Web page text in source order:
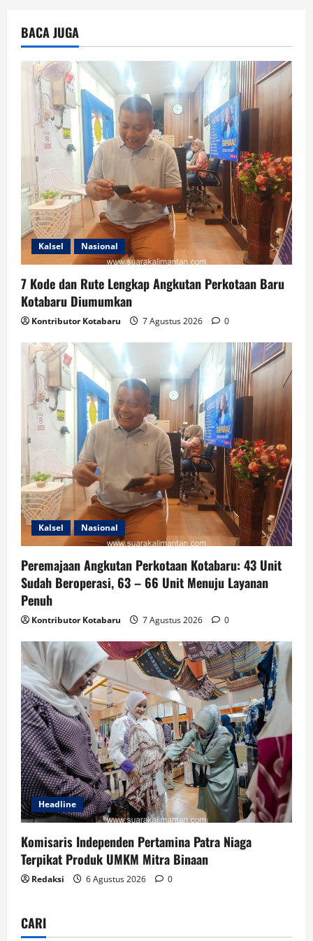
BACA JUGA
Kalsel Nasional
7 Kode dan Rute Lengkap Angkutan Perkotaan Baru
Kotabaru Diumumkan
Kontributor Kotabaru 7 Agustus 2026 0
Kalsel Nasional
Peremajaan Angkutan Perkotaan Kotabaru: 43 Unit
Sudah Beroperasi, 63 – 66 Unit Menuju Layanan
Penuh
Kontributor Kotabaru 7 Agustus 2026 0
Headline
Komisaris Independen Pertamina Patra Niaga
Terpikat Produk UMKM Mitra Binaan
Redaksi 6 Agustus 2026 0
CARI